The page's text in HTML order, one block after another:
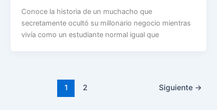
Conoce la historia de un muchacho que
secretamente ocultó su millonario negocio mientras
vivía como un estudiante normal igual que
1 2 Siguiente →